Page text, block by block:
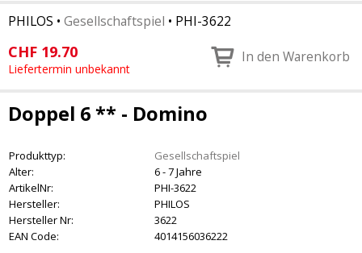
PHILOS • Gesellschaftspiel • PHI-3622
CHF 19.70
Liefertermin unbekannt
In den Warenkorb
Doppel 6 ** - Domino
Produkttyp:
Gesellschaftspiel
Alter:
6 - 7 Jahre
ArtikelNr:
PHI-3622
Hersteller:
PHILOS
Hersteller Nr:
3622
EAN Code:
4014156036222